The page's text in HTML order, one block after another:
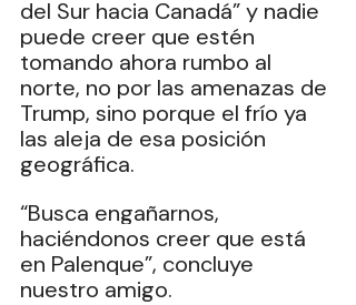
del Sur hacia Canadá” y nadie
puede creer que estén
tomando ahora rumbo al
norte, no por las amenazas de
Trump, sino porque el frío ya
las aleja de esa posición
geográfica.
“Busca engañarnos,
haciéndonos creer que está
en Palenque”, concluye
nuestro amigo.